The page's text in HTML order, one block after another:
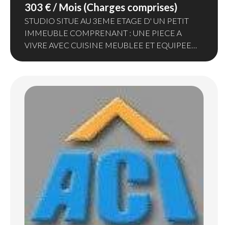
303 € / Mois (Charges comprises)
STUDIO SITUE AU 3EME ETAGE D' UN PETIT
IMMEUBLE COMPRENANT : UNE PIECE A
VIVRE AVEC CUISINE MEUBLEE ET EQUIPEE
entretien et l' électricité des communs